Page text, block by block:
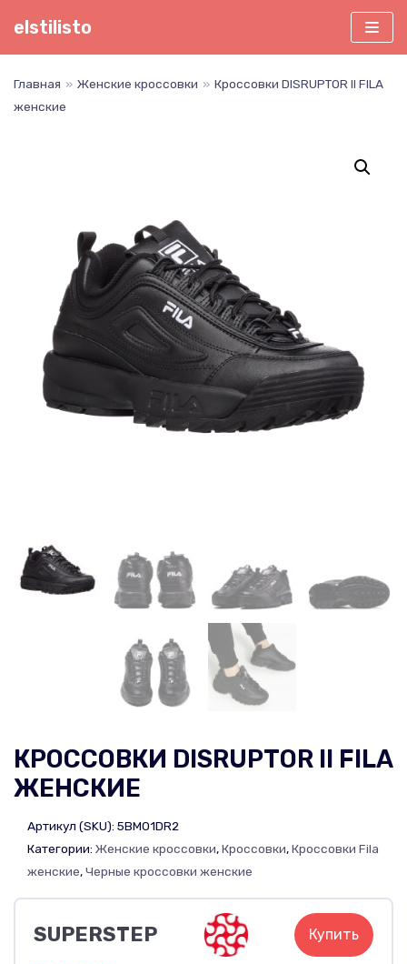
Перейти
elstilisto
Главная » Женские кроссовки » Кроссовки DISRUPTOR II FILA
женские
КРОССОВКИ DISRUPTOR II FILA
ЖЕНСКИЕ
Артикул (SKU): 5BM01DR2
Категории: Женские кроссовки,Кроссовки,Кроссовки Fila
женские,Черные кроссовки женские
SUPERSTEP Купить